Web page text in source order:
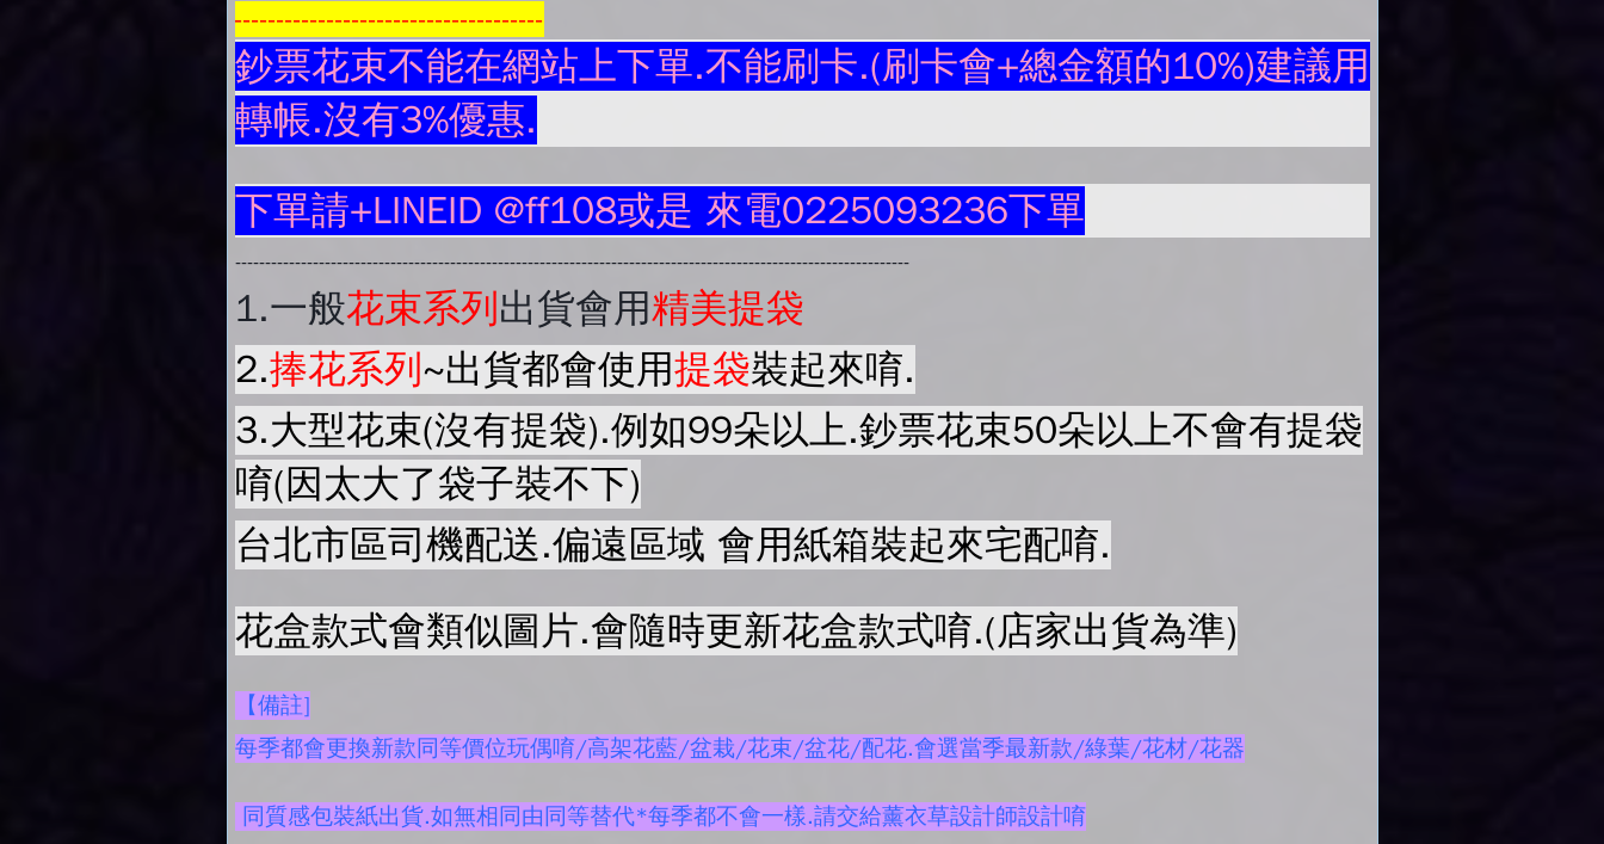
-------------------------------------
鈔票花束不能在網站上下單.不能刷卡.(刷卡會+總金額的10%)建議用
轉帳.沒有3%優惠.
下單請+LINEID @ff108或是 來電0225093236下單
-----------------------------------------------------------------------------------------------------------------
1.一般花束系列出貨會用精美提袋
2.捧花系列~出貨都會使用提袋裝起來唷.
3.大型花束(沒有提袋).例如99朵以上.鈔票花束50朵以上不會有提袋
唷(因太大了袋子裝不下)
台北市區司機配送.偏遠區域 會用紙箱裝起來宅配唷.
花盒款式會類似圖片.會隨時更新花盒款式唷.(店家出貨為準)
【備註]
每季都會更換新款同等價位玩偶唷/高架花藍/盆栽/花束/盆花/配花.會選當季最新款/綠葉/花材/花器
同質感包裝紙出貨.如無相同由同等替代*每季都不會一樣.請交給薰衣草設計師設計唷